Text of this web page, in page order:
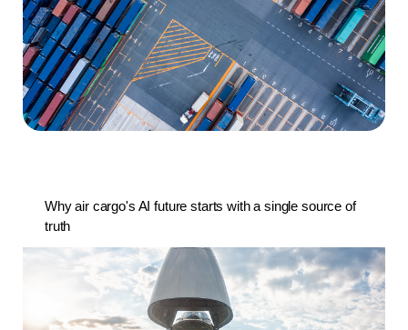
Why air cargo's AI future starts with a single source of
truth